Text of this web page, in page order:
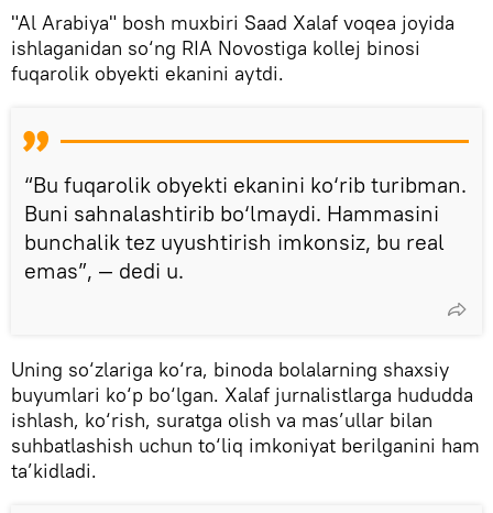
"Al Arabiya" bosh muxbiri Saad Xalaf voqea joyida
ishlaganidan so‘ng RIA Novostiga kollej binosi
fuqarolik obyekti ekanini aytdi.
“Bu fuqarolik obyekti ekanini ko‘rib turibman.
Buni sahnalashtirib bo‘lmaydi. Hammasini
bunchalik tez uyushtirish imkonsiz, bu real
emas”, — dedi u.
Uning so‘zlariga ko‘ra, binoda bolalarning shaxsiy
buyumlari ko‘p bo‘lgan. Xalaf jurnalistlarga hududda
ishlash, ko‘rish, suratga olish va mas’ullar bilan
suhbatlashish uchun to‘liq imkoniyat berilganini ham
ta’kidladi.